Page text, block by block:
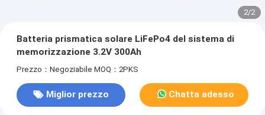
2/2
Batteria prismatica solare LiFePo4 del sistema di
memorizzazione 3.2V 300Ah
Prezzo：Negoziabile MOQ：2PKS
Miglior prezzo Chatta adesso